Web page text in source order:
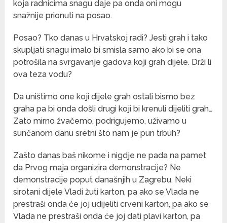
koja radnicima snagu daje pa onda oni mogu
snažnije prionuti na posao.
Posao? Tko danas u Hrvatskoj radi? Jesti grah i tako
skupljati snagu imalo bi smisla samo ako bi se ona
potrošila na svrgavanje gadova koji grah dijele. Drži li
ova teza vodu?
Da uništimo one koji dijele grah ostali bismo bez
graha pa bi onda došli drugi koji bi krenuli dijeliti grah…
Zato mirno žvačemo, podrigujemo, uživamo u
sunčanom danu sretni što nam je pun trbuh?
Zašto danas baš nikome i nigdje ne pada na pamet
da Prvog maja organizira demonstracije? Ne
demonstracije poput današnjih u Zagrebu. Neki
sirotani dijele Vladi žuti karton, pa ako se Vlada ne
prestraši onda će joj udijeliti crveni karton, pa ako se
Vlada ne prestraši onda će joj dati plavi karton, pa